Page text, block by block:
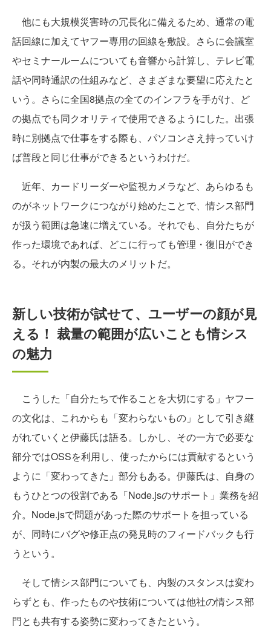
他にも大規模災害時の冗長化に備えるため、通常の電
話回線に加えてヤフー専用の回線を敷設。さらに会議室
やセミナールームについても音響から計算し、テレビ電
話や同時通訳の仕組みなど、さまざまな要望に応えたと
いう。さらに全国8拠点の全てのインフラを手がけ、ど
の拠点でも同クオリティで使用できるようにした。出張
時に別拠点で仕事をする際も、パソコンさえ持っていけ
ば普段と同じ仕事ができるというわけだ。
近年、カードリーダーや監視カメラなど、あらゆるも
のがネットワークにつながり始めたことで、情シス部門
が扱う範囲は急速に増えている。それでも、自分たちが
作った環境であれば、どこに行っても管理・復旧ができ
る。それが内製の最大のメリットだ。
新しい技術が試せて、ユーザーの顔が見
える！ 裁量の範囲が広いことも情シス
の魅力
こうした「自分たちで作ることを大切にする」ヤフー
の文化は、これからも「変わらないもの」として引き継
がれていくと伊藤氏は語る。しかし、その一方で必要な
部分ではOSSを利用し、使ったからには貢献するという
ように「変わってきた」部分もある。伊藤氏は、自身の
もうひとつの役割である「Node.jsのサポート」業務を紹
介。Node.jsで問題があった際のサポートを担っている
が、同時にバグや修正点の発見時のフィードバックも行
うという。
そして情シス部門についても、内製のスタンスは変わ
らずとも、作ったものや技術については他社の情シス部
門とも共有する姿勢に変わってきたという。